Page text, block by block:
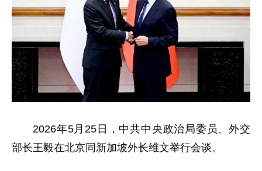
2026年5月25日，中共中央政治局委员、外交
部长王毅在北京同新加坡外长维文举行会谈。